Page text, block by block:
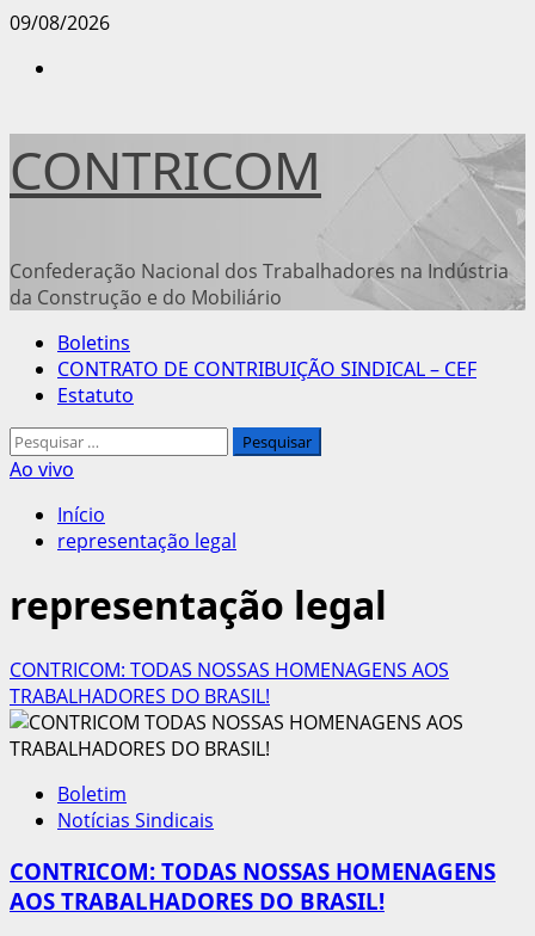
Avançar
09/08/2026
CONTRICOM
Confederação Nacional dos Trabalhadores na Indústria
da Construção e do Mobiliário
Menu
principal
Boletins
CONTRATO DE CONTRIBUIÇÃO SINDICAL – CEF
Estatuto
Pesquisar
por:
Ao vivo
Início
representação legal
representação legal
CONTRICOM: TODAS NOSSAS HOMENAGENS AOS
TRABALHADORES DO BRASIL!
Boletim
Notícias Sindicais
CONTRICOM: TODAS NOSSAS HOMENAGENS
AOS TRABALHADORES DO BRASIL!